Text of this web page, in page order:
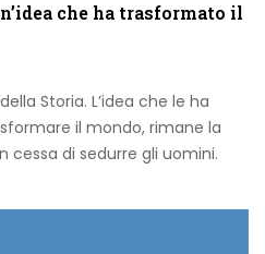
che ha trasformato il
Storia. L’idea che le ha
il mondo, rimane la
cessa di sedurre gli uomini.